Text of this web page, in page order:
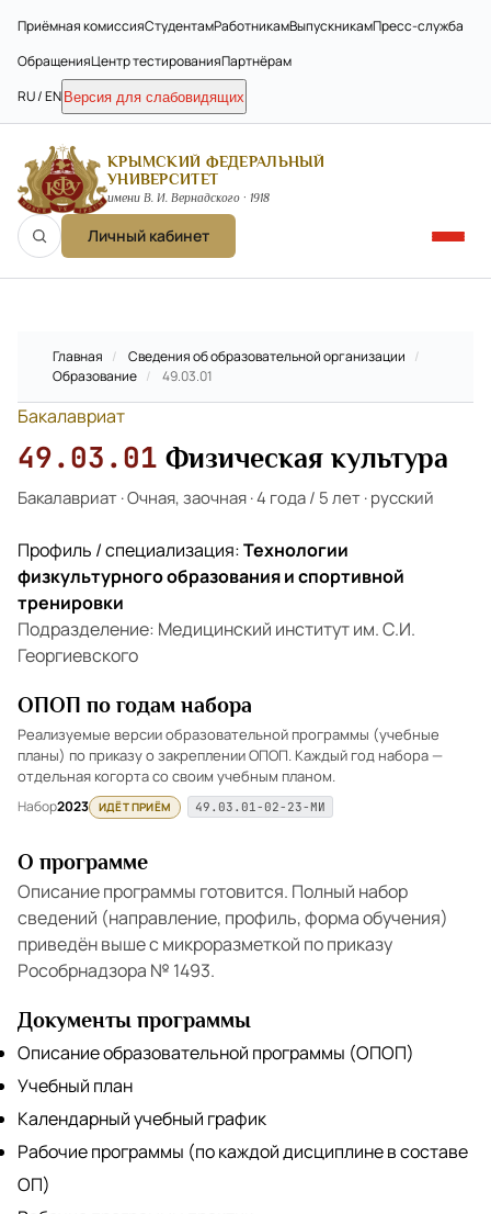
Приёмная комиссияСтудентамРаботникамВыпускникамПресс-служба
ОбращенияЦентр тестированияПартнёрам
RU / EN Версия для слабовидящих
КРЫМСКИЙ ФЕДЕРАЛЬНЫЙ
УНИВЕРСИТЕТ
имени В. И. Вернадского · 1918
Личный кабинет
Главная / Сведения об образовательной организации /
Образование / 49.03.01
Бакалавриат
49.03.01 Физическая культура
Бакалавриат·Очная, заочная·4 года / 5 лет·русский
Профиль / специализация:Технологии
физкультурного образования и спортивной
тренировки
Подразделение: Медицинский институт им. С.И.
Георгиевского
ОПОП по годам набора
Реализуемые версии образовательной программы (учебные
планы) по приказу о закреплении ОПОП. Каждый год набора —
отдельная когорта со своим учебным планом.
Набор2023 ИДЁТ ПРИЁМ 49.03.01-02-23-МИ
О программе
Описание программы готовится. Полный набор
сведений (направление, профиль, форма обучения)
приведён выше с микроразметкой по приказу
Рособрнадзора № 1493.
Документы программы
Описание образовательной программы (ОПОП)
Учебный план
Календарный учебный график
Рабочие программы (по каждой дисциплине в составе
ОП)